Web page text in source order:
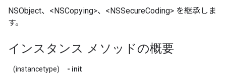
NSObject、<NSCopying>、<NSSecureCoding> を継承しま
す。
インスタンス メソッドの概要
(instancetype) - init